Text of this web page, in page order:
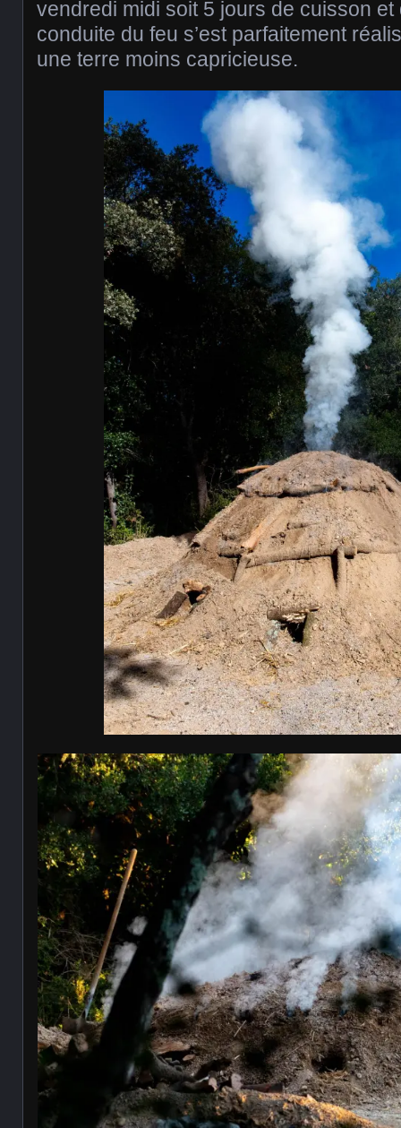
vendredi midi soit 5 jours de cuisson et
conduite du feu s’est parfaitement
une terre moins capricieuse.